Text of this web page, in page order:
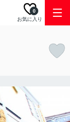
お気に入り
0